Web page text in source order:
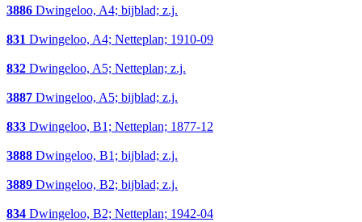
3886 Dwingeloo, A4; bijblad; z.j.
831 Dwingeloo, A4; Netteplan; 1910-09
832 Dwingeloo, A5; Netteplan; z.j.
3887 Dwingeloo, A5; bijblad; z.j.
833 Dwingeloo, B1; Netteplan; 1877-12
3888 Dwingeloo, B1; bijblad; z.j.
3889 Dwingeloo, B2; bijblad; z.j.
834 Dwingeloo, B2; Netteplan; 1942-04